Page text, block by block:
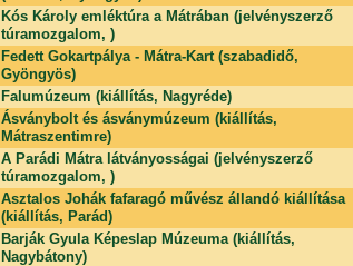
Kós Károly emléktúra a Mátrában (jelvényszerző
túramozgalom, )
Fedett Gokartpálya - Mátra-Kart (szabadidő,
Gyöngyös)
Falumúzeum (kiállítás, Nagyréde)
Ásványbolt és ásványmúzeum (kiállítás,
Mátraszentimre)
A Parádi Mátra látványosságai (jelvényszerző
túramozgalom, )
Asztalos Johák fafaragó művész állandó kiállítása
(kiállítás, Parád)
Barják Gyula Képeslap Múzeuma (kiállítás,
Nagybátony)